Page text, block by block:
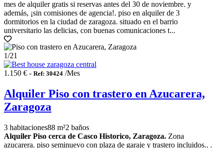
mes de alquiler gratis si reservas antes del 30 de noviembre. y
además, ¡sin comisiones de agencia!. piso en alquiler de 3
dormitorios en la ciudad de zaragoza. situado en el barrio
universitario las delicias, con buenas comunicaciones t...
1/21
1.150 € - Ref: 30424 /Mes
Alquiler Piso con trastero en Azucarera,
Zaragoza
3 habitaciones88 m²2 baños
Alquiler Piso cerca de Casco Historico, Zaragoza. Zona
azucarera. piso seminuevo con plaza de garaje y trastero incluidos.. .